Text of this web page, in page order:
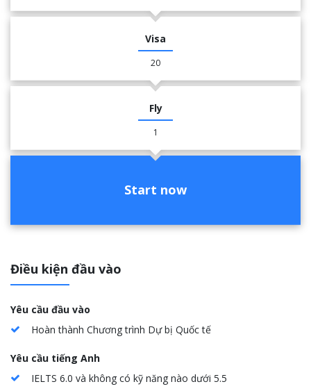
Visa
20
Fly
1
Start now
Điều kiện đầu vào
Yêu cầu đầu vào
Hoàn thành Chương trình Dự bị Quốc tế
Yêu cầu tiếng Anh
IELTS 6.0 và không có kỹ năng nào dưới 5.5